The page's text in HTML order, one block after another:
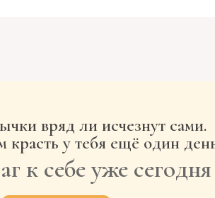
вряд ли исчезнут сами.
красть у тебя ещё один
к себе уже сегодня